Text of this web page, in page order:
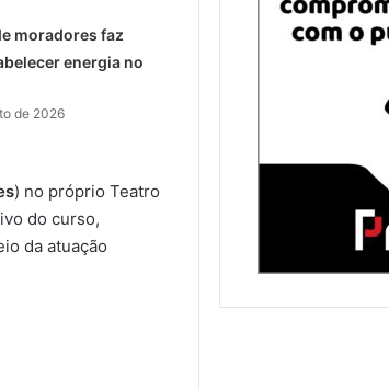
moradores faz
energia no
de 2026
) no próprio Teatro
do curso,
da atuação